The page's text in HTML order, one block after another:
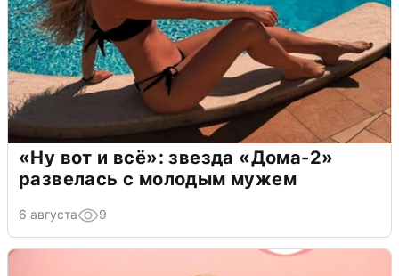
«Ну вот и всё»: звезда «Дома-2»
развелась с молодым мужем
6 августа 9